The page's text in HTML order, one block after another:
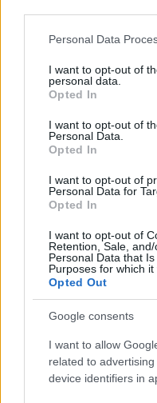
Please note that this
not limited to your visit or
grant or deny consent to
use your data for below
consent section.
Personal Data
I want to opt-out of
personal data.
Opted In
I want to opt-out of
Personal Data.
Opted In
I want to opt-out of
Personal Data for
Opted In
I want to opt-out of
Retention, Sale,
Personal Data that
Purposes for which it
Opted Out
Google consents
I want to allow
related to
device identifiers in